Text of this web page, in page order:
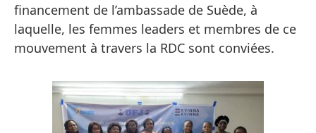
financement de l’ambassade de Suède, à
laquelle, les femmes leaders et membres de ce
mouvement à travers la RDC sont conviées.